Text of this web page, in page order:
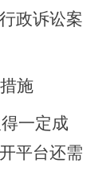
政诉讼案
施
一定成
平台还需